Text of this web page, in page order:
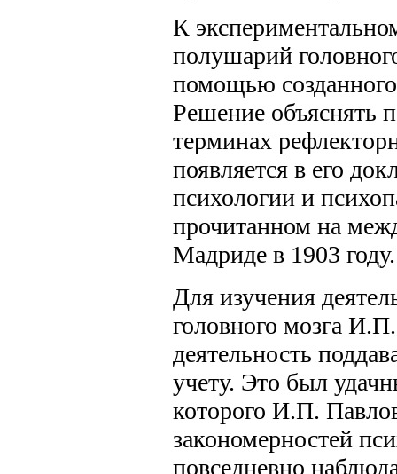
К
полушарий
помощью
Решение объяснять
терминах
появляется в его
психологии и
прочитанном на
Мадриде в 1903 году.
Для изучения
головного мозга
деятельность
учету. Это был
которого И.П.
закономерностей
повседневно